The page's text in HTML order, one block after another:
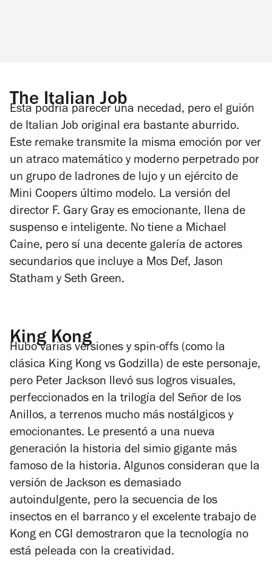
The Italian Job
Esta podría parecer una necedad, pero el guión
de Italian Job original era bastante aburrido.
Este remake transmite la misma emoción por ver
un atraco matemático y moderno perpetrado por
un grupo de ladrones de lujo y un ejército de
Mini Coopers último modelo. La versión del
director F. Gary Gray es emocionante, llena de
suspenso e inteligente. No tiene a Michael
Caine, pero sí una decente galería de actores
secundarios que incluye a Mos Def, Jason
Statham y Seth Green.
King Kong
Hubo varias versiones y spin-offs (como la
clásica King Kong vs Godzilla) de este personaje,
pero Peter Jackson llevó sus logros visuales,
perfeccionados en la trilogía del Señor de los
Anillos, a terrenos mucho más nostálgicos y
emocionantes. Le presentó a una nueva
generación la historia del simio gigante más
famoso de la historia. Algunos consideran que la
versión de Jackson es demasiado
autoindulgente, pero la secuencia de los
insectos en el barranco y el excelente trabajo de
Kong en CGI demostraron que la tecnología no
está peleada con la creatividad.